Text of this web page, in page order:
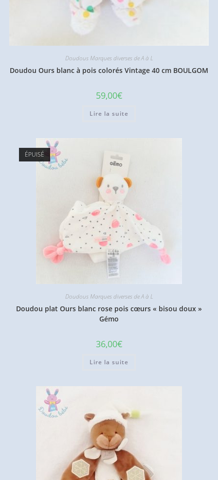
Doudous Marques diverses de A à L
Doudou Ours blanc à pois colorés Vintage 40 cm BOULGOM
59,00€
Lire la suite
ÉPUISÉ
Doudous Marques diverses de A à L
Doudou plat Ours blanc rose pois cœurs « bisou doux »
Gémo
36,00€
Lire la suite